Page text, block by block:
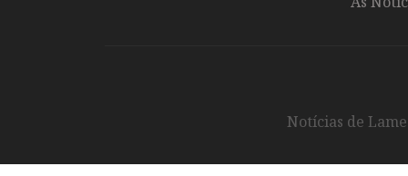
Notícias de